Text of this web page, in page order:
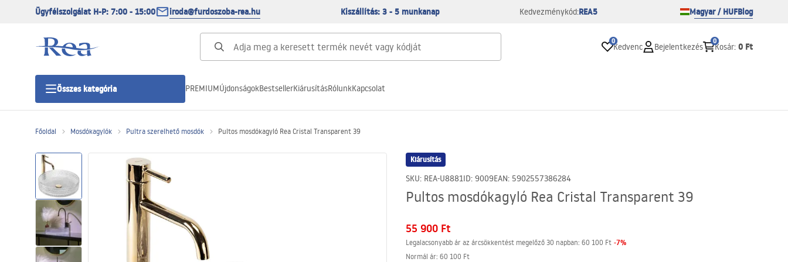
Ügyfélszolgálat H-P: 7:00 - 15:00 iroda@furdoszoba-rea.hu Kiszállítás: 3 - 5 munkanap Kedvezménykód:REA5 Magyar / HUFBlog
0
Kedvenc Bejelentkezés
0
Kosár: 0 Ft
Összes kategória
Zuhanyajtó
Zuhanytálcák
Zuhanylefolyók
PREMIUMÚjdonságokBestsellerKiárusításRólunkKapcsolat
Főoldal Mosdókagylók Pultra szerelhető mosdók Pultos mosdókagyló Rea Cristal Transparent 39
Kiárusítás
SKU: REA-U8881ID: 9009EAN: 5902557386284
Pultos mosdókagyló Rea Cristal Transparent 39
55 900 Ft
Legalacsonyabb ár az árcsökkentést megelőző 30 napban: 60 100 Ft -7%
Normál ár: 60 100 Ft